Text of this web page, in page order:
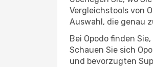
Vergleichstools von
Auswahl, die genau
Bei Opodo finden
Schauen Sie sich
und bevorzugten